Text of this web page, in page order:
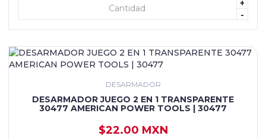
+
-
+ AGREGAR
DESARMADOR
DESARMADOR JUEGO 2 EN 1 TRANSPARENTE
30477 AMERICAN POWER TOOLS | 30477
$22.00 MXN